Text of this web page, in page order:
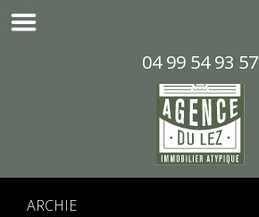
04 99 54 93 57
ARCHIE